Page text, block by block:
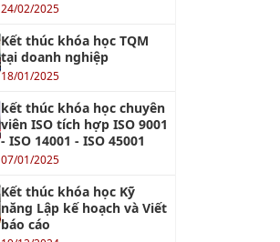
24/02/2025
Kết thúc khóa học TQM
tại doanh nghiệp
18/01/2025
kết thúc khóa học chuyên
viên ISO tích hợp ISO 9001
- ISO 14001 - ISO 45001
07/01/2025
Kết thúc khóa học Kỹ
năng Lập kế hoạch và Viết
báo cáo